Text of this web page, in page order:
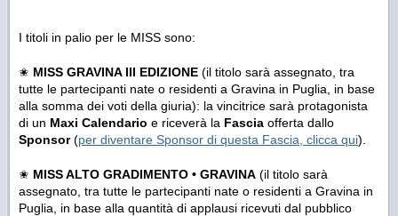
I titoli in palio per le MISS sono:
✬ MISS GRAVINA III EDIZIONE (il titolo sarà assegnato, tra
tutte le partecipanti nate o residenti a Gravina in Puglia, in base
alla somma dei voti della giuria): la vincitrice sarà protagonista
di un Maxi Calendario e riceverà la Fascia offerta dallo
Sponsor(per diventare Sponsor di questa Fascia, clicca qui).
✬ MISS ALTO GRADIMENTO • GRAVINA (il titolo sarà
assegnato, tra tutte le partecipanti nate o residenti a Gravina in
Puglia, in base alla quantità di applausi ricevuti dal pubblico